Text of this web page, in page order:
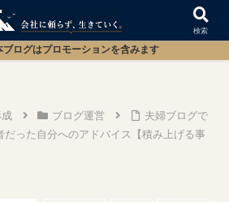
ブログはプロモーションを含みます
ブログ運営
夫婦ブログで
だった自分へのアドバイス【積み上げる事
検索